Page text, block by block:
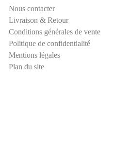
t
é
E
-
m
a
Nous contacter
Livraison & Retour
Conditions générales de vente
Politique de confidentialité
Mentions légales
Plan du site